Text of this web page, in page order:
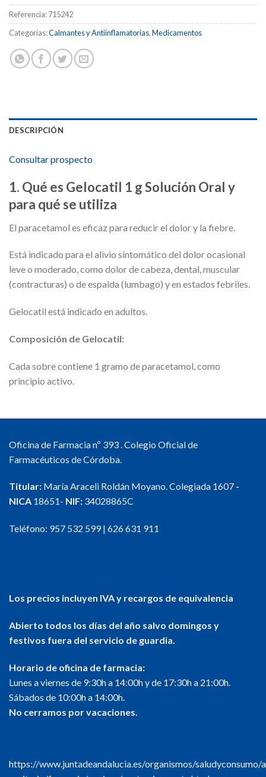
Referencia:715242
Categorías:Calmantes y Antiinflamatorias,Medicamentos
DESCRIPCIÓN
Consultar prospecto
1. Qué es Gelocatil 1 g Solución Oral y
para qué se utiliza
El paracetamol es eficaz para reducir el dolor y la fiebre.
Está indicado para el alivio sintomático del dolor ocasional
leve o moderado, como dolor de cabeza, dental, muscular
(contracturas) o de espalda (lumbago) y en estados febriles.
Gelocatil está indicado en adultos.
Composición de Gelocatil:
Cada sobre contiene 1 gramo de paracetamol, como
principio activo.
Oficina de Farmacia nº 393 . Colegio Oficial de
Farmacéuticos de Córdoba.
Titular: María Araceli Roldán Moyano. Colegiada 1607 -
NICA 18651- NIF: 34028865C
Teléfono: 957 532 599| 626 631 911
Los precios incluyen IVA y recargos de equivalencia
Abierto todos los días del año salvo domingos y
festivos fuera del servicio de guardia.
Horario de oficina de farmacia:
Lunes a viernes de 9:30h a 14:00h y de 17:30h a 21:00h.
Sábados de 10:00h a 14:00h.
No cerramos por vacaciones.
https://www.juntadeandalucia.es/organismos/saludyconsumo/